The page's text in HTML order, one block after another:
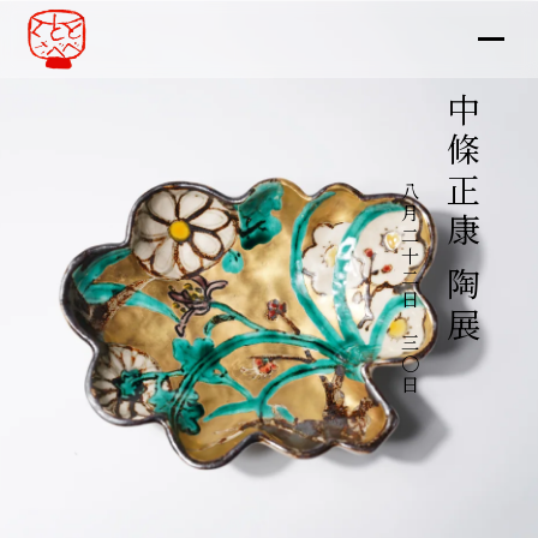
中條正康 陶展
八月二十二日～三〇日